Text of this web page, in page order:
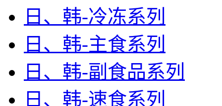
日、韩-冷冻系列
日、韩-主食系列
日、韩-副食品系列
日、韩-速食系列